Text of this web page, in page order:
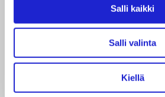
Salli kaikki
Salli valinta
Kiellä
Suomen Tekstiili ja Muoti ry ja
hyväksyneet työehtosopimuksen
neuvottelutuloksen tekstiili- ja